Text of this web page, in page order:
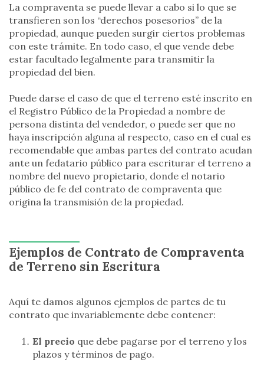
La compraventa se puede llevar a cabo si lo que se
transfieren son los “derechos posesorios” de la
propiedad, aunque pueden surgir ciertos problemas
con este trámite. En todo caso, el que vende debe
estar facultado legalmente para transmitir la
propiedad del bien.
Puede darse el caso de que el terreno esté inscrito en
el Registro Público de la Propiedad a nombre de
persona distinta del vendedor, o puede ser que no
haya inscripción alguna al respecto, caso en el cual es
recomendable que ambas partes del contrato acudan
ante un fedatario público para escriturar el terreno a
nombre del nuevo propietario, donde el notario
público de fe del contrato de compraventa que
origina la transmisión de la propiedad.
Ejemplos de Contrato de Compraventa
de Terreno sin Escritura
Aquí te damos algunos ejemplos de partes de tu
contrato que invariablemente debe contener:
El precio que debe pagarse por el terreno y los
plazos y términos de pago.